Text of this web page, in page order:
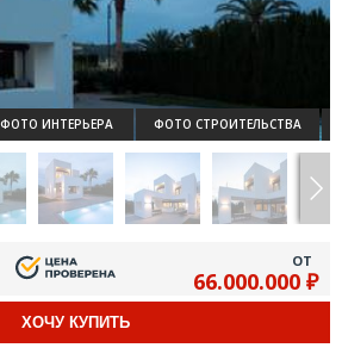
ФОТО ИНТЕРЬЕРА ФОТО СТРОИТЕЛЬСТВА
ОТ
66.000.000 ₽
ХОЧУ КУПИТЬ